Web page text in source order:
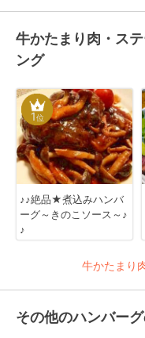
牛かたまり肉・ス
ング
1位
♪♪絶品★煮込みハンバ
ーグ～きのこソース～♪
♪
牛かたまり
その他のハンバー